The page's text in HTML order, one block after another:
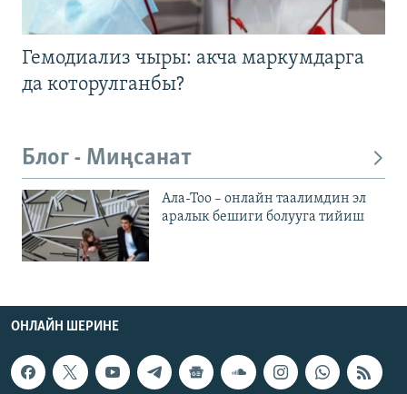
Гемодиализ чыры: акча маркумдарга
да которулганбы?
Блог - Миңсанат
Ала-Тоо – онлайн таалимдин эл
аралык бешиги болууга тийиш
ОНЛАЙН ШЕРИНЕ